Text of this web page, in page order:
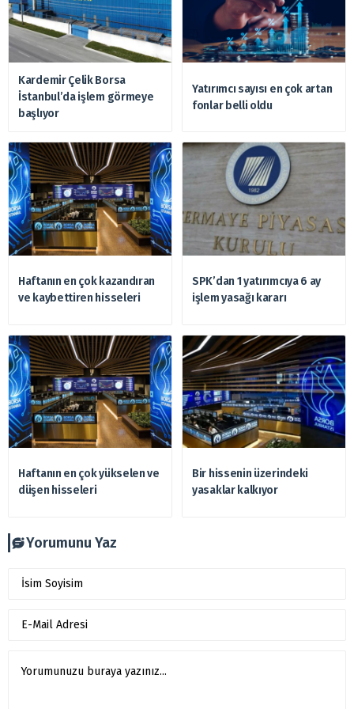
Kardemir Çelik Borsa
İstanbul’da işlem görmeye
başlıyor
Yatırımcı sayısı en çok artan
fonlar belli oldu
Haftanın en çok kazandıran
ve kaybettiren hisseleri
SPK’dan 1 yatırımcıya 6 ay
işlem yasağı kararı
Haftanın en çok yükselen ve
düşen hisseleri
Bir hissenin üzerindeki
yasaklar kalkıyor
Yorumunu Yaz